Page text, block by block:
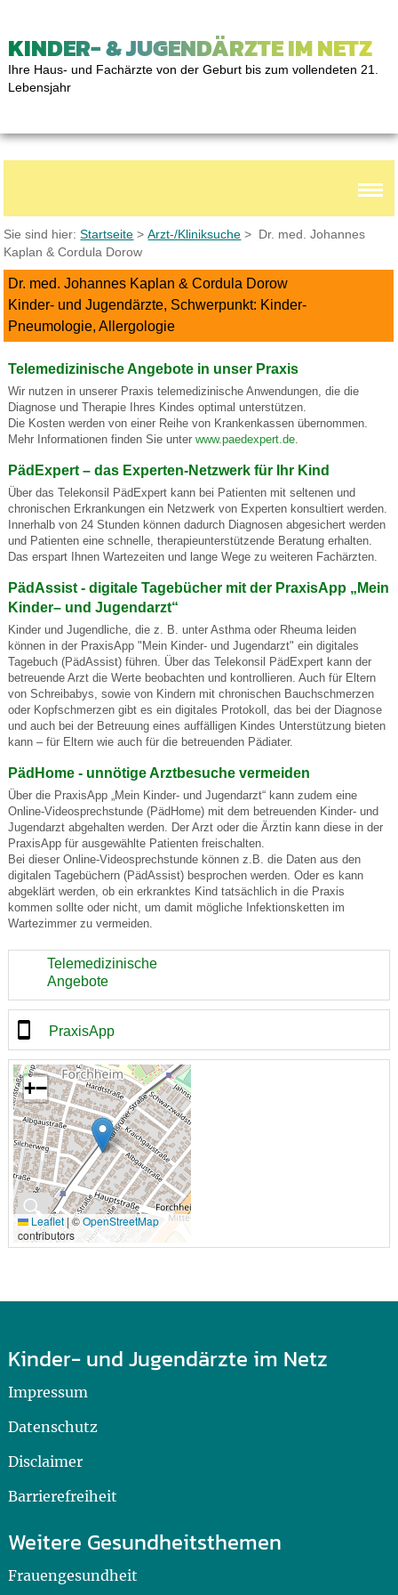
KINDER- & JUGENDÄRZTE IM NETZ
Ihre Haus- und Fachärzte von der Geburt bis zum vollendeten 21.
Lebensjahr
Sie sind hier:Startseite >Arzt-/Kliniksuche > Dr. med. Johannes
Kaplan & Cordula Dorow
Dr. med. Johannes Kaplan & Cordula Dorow
Kinder- und Jugendärzte, Schwerpunkt: Kinder-
Pneumologie, Allergologie
Telemedizinische Angebote in unser Praxis
Wir nutzen in unserer Praxis telemedizinische Anwendungen, die die
Diagnose und Therapie Ihres Kindes optimal unterstützen.
Die Kosten werden von einer Reihe von Krankenkassen übernommen.
Mehr Informationen finden Sie unter www.paedexpert.de.
PädExpert – das Experten-Netzwerk für Ihr Kind
Über das Telekonsil PädExpert kann bei Patienten mit seltenen und
chronischen Erkrankungen ein Netzwerk von Experten konsultiert werden.
Innerhalb von 24 Stunden können dadurch Diagnosen abgesichert werden
und Patienten eine schnelle, therapieunterstützende Beratung erhalten.
Das erspart Ihnen Wartezeiten und lange Wege zu weiteren Fachärzten.
PädAssist - digitale Tagebücher mit der PraxisApp „Mein
Kinder– und Jugendarzt“
Kinder und Jugendliche, die z. B. unter Asthma oder Rheuma leiden
können in der PraxisApp "Mein Kinder- und Jugendarzt" ein digitales
Tagebuch (PädAssist) führen. Über das Telekonsil PädExpert kann der
betreuende Arzt die Werte beobachten und kontrollieren. Auch für Eltern
von Schreibabys, sowie von Kindern mit chronischen Bauchschmerzen
oder Kopfschmerzen gibt es ein digitales Protokoll, das bei der Diagnose
und auch bei der Betreuung eines auffälligen Kindes Unterstützung bieten
kann – für Eltern wie auch für die betreuenden Pädiater.
PädHome - unnötige Arztbesuche vermeiden
Über die PraxisApp „Mein Kinder- und Jugendarzt“ kann zudem eine
Online-Videosprechstunde (PädHome) mit dem betreuenden Kinder- und
Jugendarzt abgehalten werden. Der Arzt oder die Ärztin kann diese in der
PraxisApp für ausgewählte Patienten freischalten.
Bei dieser Online-Videosprechstunde können z.B. die Daten aus den
digitalen Tagebüchern (PädAssist) besprochen werden. Oder es kann
abgeklärt werden, ob ein erkranktes Kind tatsächlich in die Praxis
kommen sollte oder nicht, um damit mögliche Infektionsketten im
Wartezimmer zu vermeiden.
Telemedizinische
Angebote
PraxisApp
🔍
+−
Leaflet |©OpenStreetMap
contributors
Kinder- und Jugendärzte im Netz
Impressum
Datenschutz
Disclaimer
Barrierefreiheit
Weitere Gesundheitsthemen
Frauengesundheit